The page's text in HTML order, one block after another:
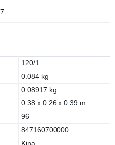
120/1
0.084 kg
0.08917 kg
0.38 x 0.26 x 0.39 m
96
847160700000
Kina